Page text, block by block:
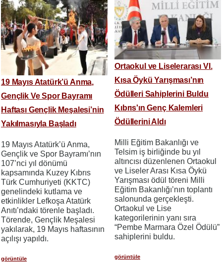
19 Mayıs Atatürk’ü Anma,
Gençlik Ve Spor Bayramı
Haftası Gençlik Meşalesi’nin
Yakılmasıyla Başladı
19 Mayıs Atatürk’ü Anma,
Gençlik ve Spor Bayramı’nın
107’nci yıl dönümü
kapsamında Kuzey Kıbrıs
Türk Cumhuriyeti (KKTC)
genelindeki kutlama ve
etkinlikler Lefkoşa Atatürk
Anıtı’ndaki törenle başladı.
Törende, Gençlik Meşalesi
yakılarak, 19 Mayıs haftasının
açılışı yapıldı.
görüntüle
Ortaokul ve Liselerarası VI.
Kısa Öykü Yarışması’nın
Ödülleri Sahiplerini Buldu
Kıbrıs'ın Genç Kalemleri
Ödüllerini Aldı
Milli Eğitim Bakanlığı ve
Telsim iş birliğinde bu yıl
altıncısı düzenlenen Ortaokul
ve Liseler Arası Kısa Öykü
Yarışması ödül töreni Milli
Eğitim Bakanlığı’nın toplantı
salonunda gerçekleşti.
Ortaokul ve Lise
kategorilerinin yanı sıra
“Pembe Marmara Özel Ödülü”
sahiplerini buldu.
görüntüle